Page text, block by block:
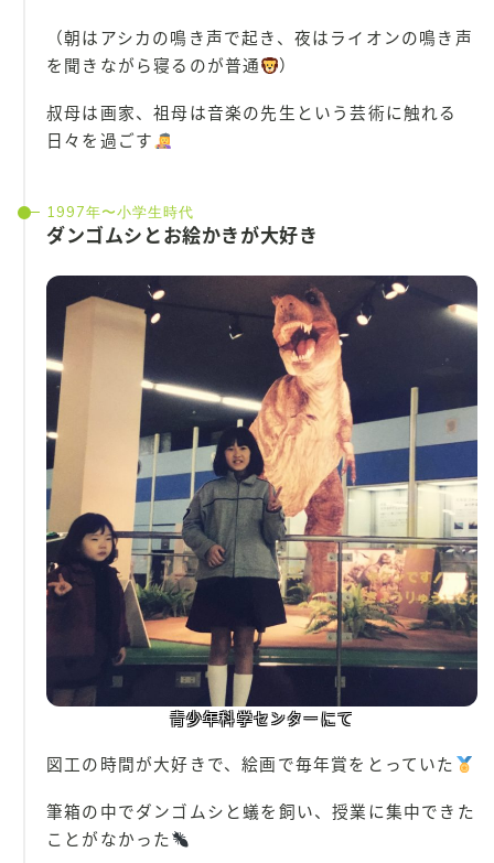
（朝はアシカの鳴き声で起き、夜はライオンの鳴き声
を聞きながら寝るのが普通
）
叔母は画家、祖母は音楽の先生という芸術に触れる
日々を過ごす
1997年〜小学生時代
ダンゴムシとお絵かきが大好き
青少年科学センターにて
図工の時間が大好きで、絵画で毎年賞をとっていた
筆箱の中でダンゴムシと蟻を飼い、授業に集中できた
ことがなかった